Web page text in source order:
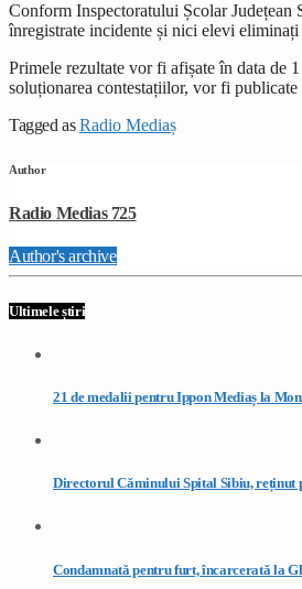
Conform Inspectoratului Școlar Județean
înregistrate incidente și nici elevi eliminați
Primele rezultate vor fi afișate în data de
soluționarea contestațiilor, vor fi publicate
Tagged asRadio Mediaș
Author
Radio Medias 725
Author's archive
Ultimele știri
21 de medalii pentru Ippon Mediaș la
Directorul Căminului Spital Sibiu, reținut
Condamnată pentru furt, încarcerată la